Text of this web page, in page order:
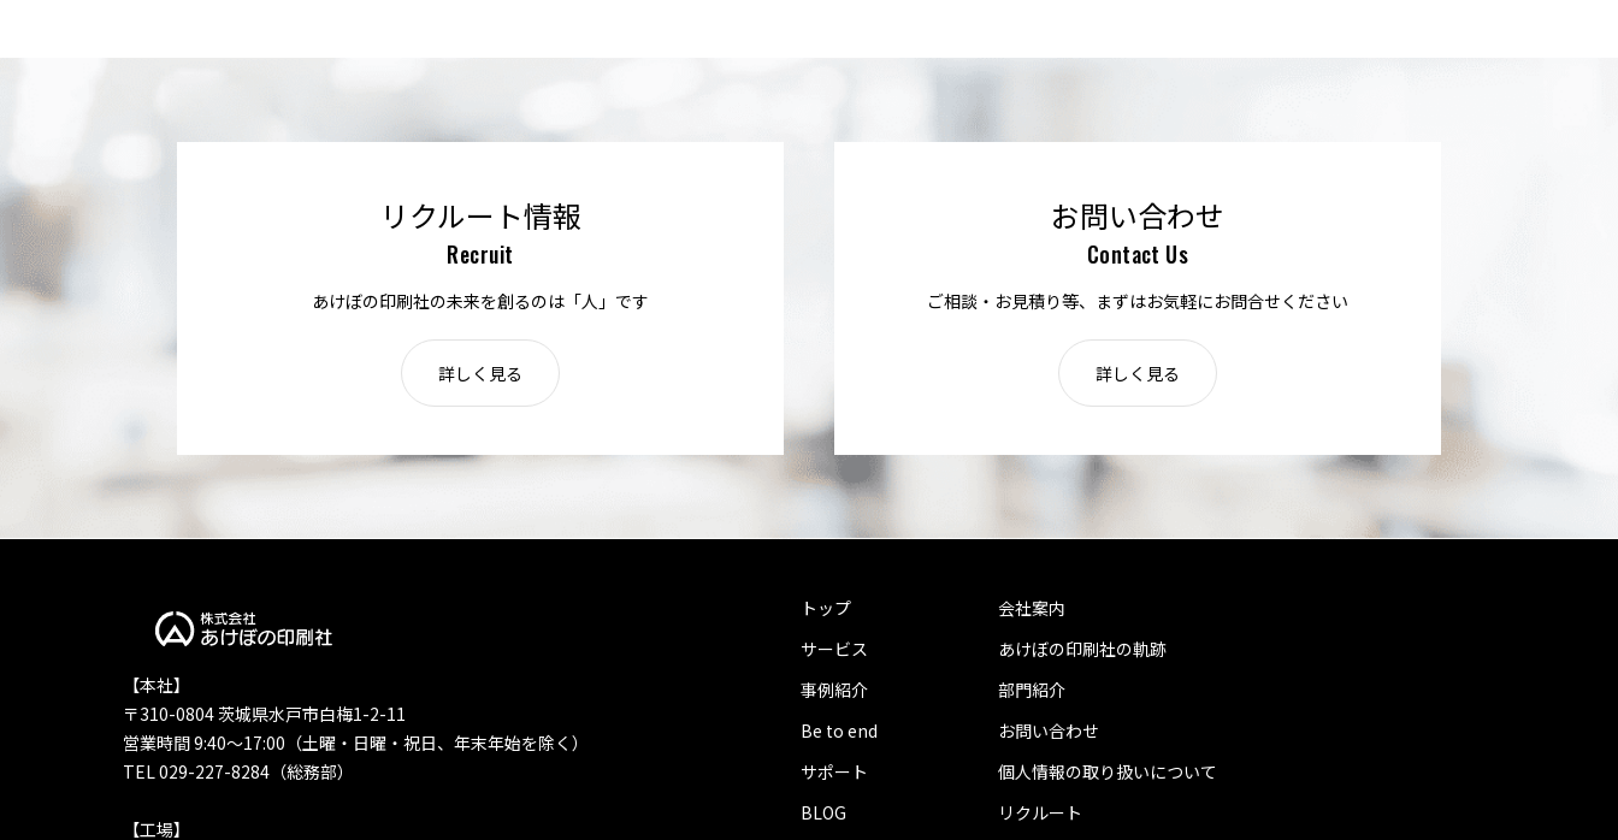
リクルート情報
Recruit
あけぼの印刷社の未来を創るのは「人」です
詳しく見る
お問い合わせ
Contact Us
ご相談・お見積り等、まずはお気軽にお問合せください
詳しく見る
【本社】
〒310-0804 茨城県水戸市白梅1-2-11
営業時間 9:40〜17:00（土曜・日曜・祝日、年末年始を除く）
TEL 029-227-8284（総務部）
【工場】
トップ
サービス
事例紹介
Be to end
サポート
BLOG
会社案内
あけぼの印刷社の軌跡
部門紹介
お問い合わせ
個人情報の取り扱いについて
リクルート